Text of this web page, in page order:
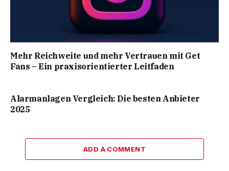
Mehr Reichweite und mehr Vertrauen mit Get
Fans – Ein praxisorientierter Leitfaden
Alarmanlagen Vergleich: Die besten Anbieter
2025
ADD A COMMENT